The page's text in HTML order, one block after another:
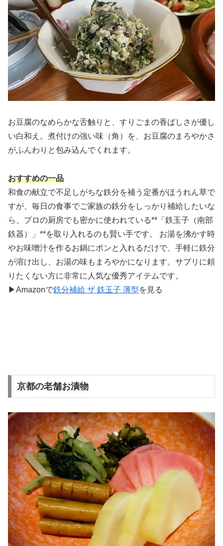
お豆腐のなめらかな舌触りと、すりごまの香ばしさが優し
い白和え。煮付けの強い味（角）を、お豆腐のまろやかさ
がふんわりと包み込んでくれます。
おすすめの一品
和食の献立で不足しがちな鉄分を補う定番がほうれん草で
すが、毎日の食事でご家族の鉄分をしっかり補給したいな
ら、プロの厨房でも密かに使われている**「鉄玉子（南部
鉄器）」**を取り入れるのも賢い手です。 お湯を沸かす時
やお味噌汁を作るお鍋にポンと入れるだけで、手軽に鉄分
が溶け出し、お湯の味もまろやかになります。サプリに頼
りたくない方に非常に人気な優秀アイテムです。
▶Amazonで鉄分補給 ザ 鉄玉子 薄型を見る
京都の老舗お漬物